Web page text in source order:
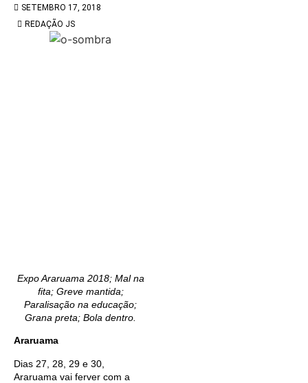
SETEMBRO 17, 2018
REDAÇÃO JS
Expo Araruama 2018; Mal na
fita; Greve mantida;
Paralisação na educação;
Grana preta; Bola dentro.
Araruama
Dias 27, 28, 29 e 30,
Araruama vai ferver com a